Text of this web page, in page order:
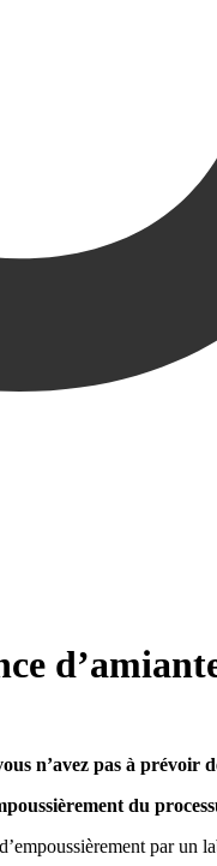
n’avez pas à prévoir
du
par